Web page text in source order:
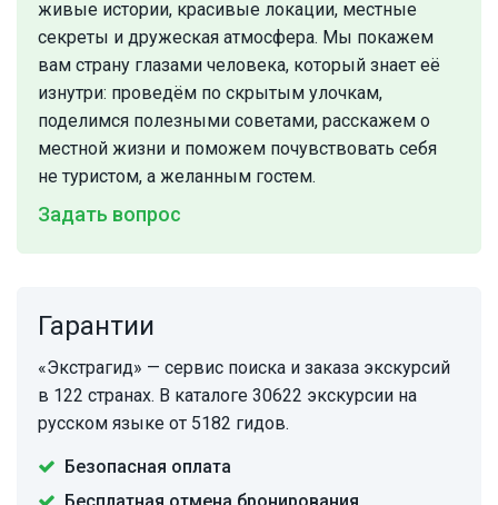
живые истории, красивые локации, местные
секреты и дружеская атмосфера. Мы покажем
вам страну глазами человека, который знает её
изнутри: проведём по скрытым улочкам,
поделимся полезными советами, расскажем о
местной жизни и поможем почувствовать себя
не туристом, а желанным гостем.
Задать вопрос
Гарантии
«Экстрагид» — сервис поиска и заказа экскурсий
в 122 странах. В каталоге 30622 экскурсии на
русском языке от 5182 гидов.
Безопасная оплата